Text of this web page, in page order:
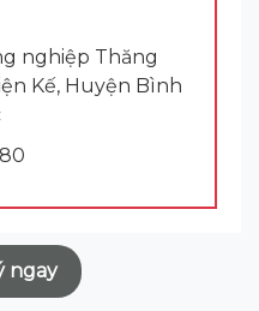
nghiệp Thăng
Kế, Huyện Bình
ngay